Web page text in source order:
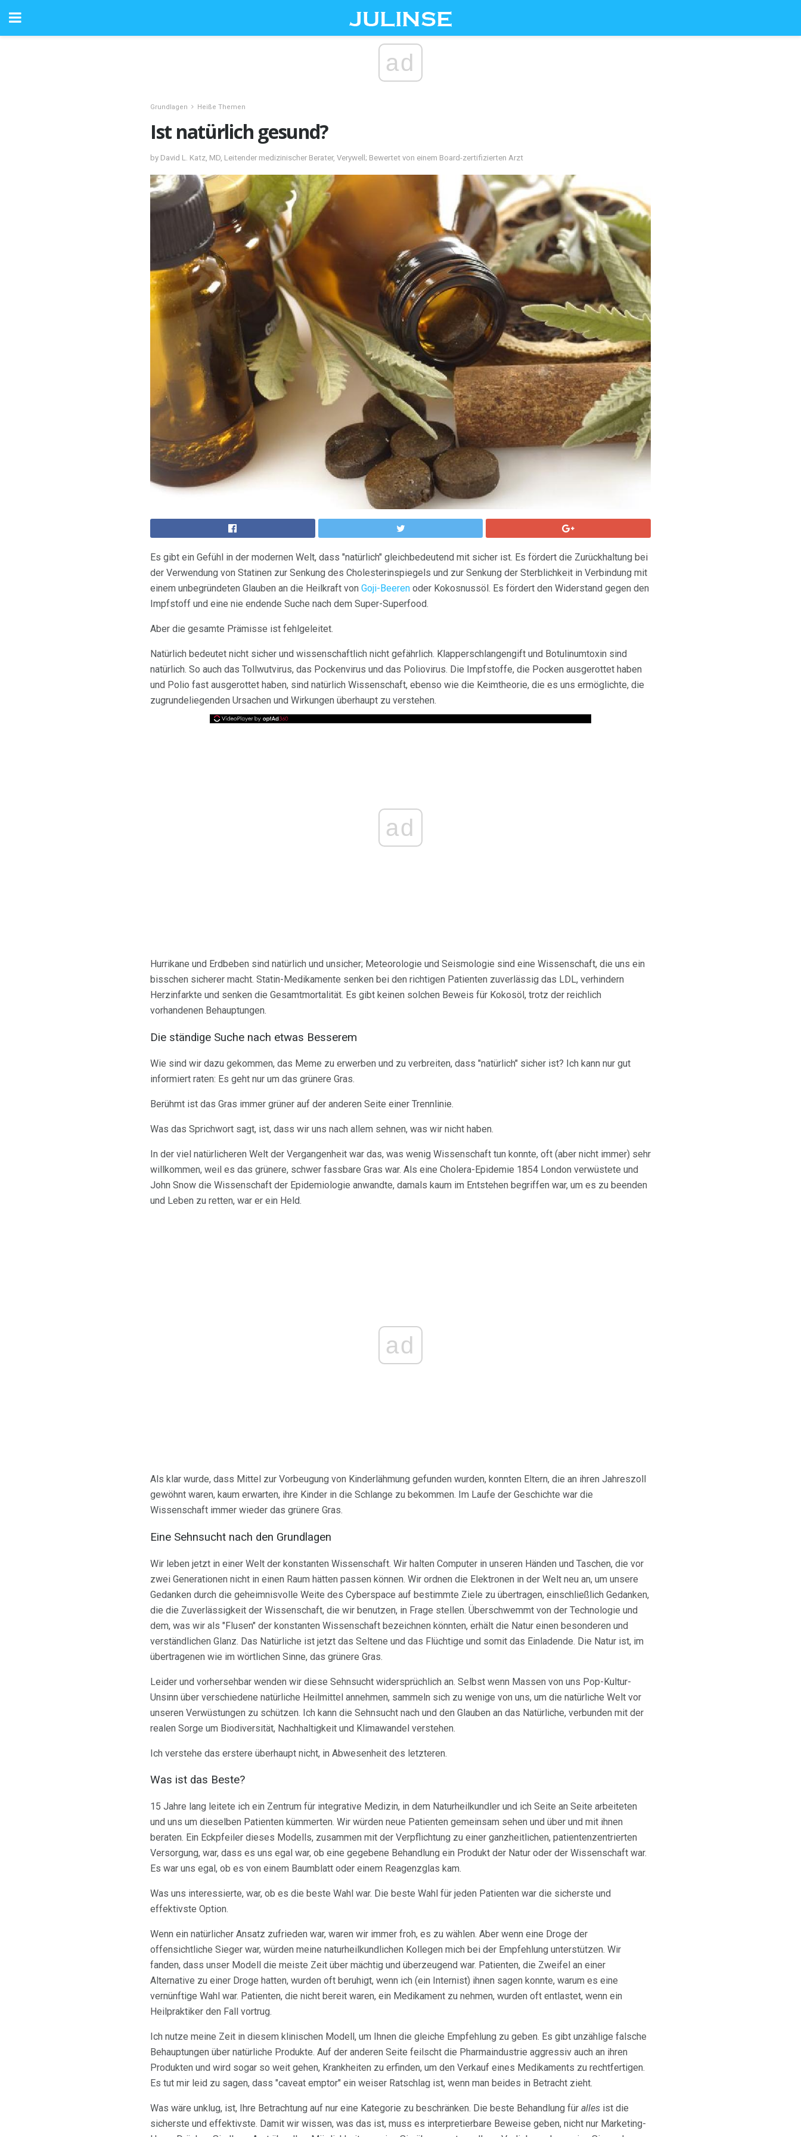
ad
Grundlagen Heiße Themen
Ist natürlich gesund?
by David L. Katz, MD, Leitender medizinischer Berater, Verywell; Bewertet von einem Board-zertifizierten Arzt
Es gibt ein Gefühl in der modernen Welt, dass "natürlich" gleichbedeutend mit sicher ist. Es fördert die Zurückhaltung bei
der Verwendung von Statinen zur Senkung des Cholesterinspiegels und zur Senkung der Sterblichkeit in Verbindung mit
einem unbegründeten Glauben an die Heilkraft von Goji-Beeren oder Kokosnussöl. Es fördert den Widerstand gegen den
Impfstoff und eine nie endende Suche nach dem Super-Superfood.
Aber die gesamte Prämisse ist fehlgeleitet.
Natürlich bedeutet nicht sicher und wissenschaftlich nicht gefährlich. Klapperschlangengift und Botulinumtoxin sind
natürlich. So auch das Tollwutvirus, das Pockenvirus und das Poliovirus. Die Impfstoffe, die Pocken ausgerottet haben
und Polio fast ausgerottet haben, sind natürlich Wissenschaft, ebenso wie die Keimtheorie, die es uns ermöglichte, die
zugrundeliegenden Ursachen und Wirkungen überhaupt zu verstehen.
ad
Hurrikane und Erdbeben sind natürlich und unsicher; Meteorologie und Seismologie sind eine Wissenschaft, die uns ein
bisschen sicherer macht. Statin-Medikamente senken bei den richtigen Patienten zuverlässig das LDL, verhindern
Herzinfarkte und senken die Gesamtmortalität. Es gibt keinen solchen Beweis für Kokosöl, trotz der reichlich
vorhandenen Behauptungen.
Die ständige Suche nach etwas Besserem
Wie sind wir dazu gekommen, das Meme zu erwerben und zu verbreiten, dass "natürlich" sicher ist? Ich kann nur gut
informiert raten: Es geht nur um das grünere Gras.
Berühmt ist das Gras immer grüner auf der anderen Seite einer Trennlinie.
Was das Sprichwort sagt, ist, dass wir uns nach allem sehnen, was wir nicht haben.
In der viel natürlicheren Welt der Vergangenheit war das, was wenig Wissenschaft tun konnte, oft (aber nicht immer) sehr
willkommen, weil es das grünere, schwer fassbare Gras war. Als eine Cholera-Epidemie 1854 London verwüstete und
John Snow die Wissenschaft der Epidemiologie anwandte, damals kaum im Entstehen begriffen war, um es zu beenden
und Leben zu retten, war er ein Held.
ad
Als klar wurde, dass Mittel zur Vorbeugung von Kinderlähmung gefunden wurden, konnten Eltern, die an ihren Jahreszoll
gewöhnt waren, kaum erwarten, ihre Kinder in die Schlange zu bekommen. Im Laufe der Geschichte war die
Wissenschaft immer wieder das grünere Gras.
Eine Sehnsucht nach den Grundlagen
Wir leben jetzt in einer Welt der konstanten Wissenschaft. Wir halten Computer in unseren Händen und Taschen, die vor
zwei Generationen nicht in einen Raum hätten passen können. Wir ordnen die Elektronen in der Welt neu an, um unsere
Gedanken durch die geheimnisvolle Weite des Cyberspace auf bestimmte Ziele zu übertragen, einschließlich Gedanken,
die die Zuverlässigkeit der Wissenschaft, die wir benutzen, in Frage stellen. Überschwemmt von der Technologie und
dem, was wir als "Flusen" der konstanten Wissenschaft bezeichnen könnten, erhält die Natur einen besonderen und
verständlichen Glanz. Das Natürliche ist jetzt das Seltene und das Flüchtige und somit das Einladende. Die Natur ist, im
übertragenen wie im wörtlichen Sinne, das grünere Gras.
Leider und vorhersehbar wenden wir diese Sehnsucht widersprüchlich an. Selbst wenn Massen von uns Pop-Kultur-
Unsinn über verschiedene natürliche Heilmittel annehmen, sammeln sich zu wenige von uns, um die natürliche Welt vor
unseren Verwüstungen zu schützen. Ich kann die Sehnsucht nach und den Glauben an das Natürliche, verbunden mit der
realen Sorge um Biodiversität, Nachhaltigkeit und Klimawandel verstehen.
Ich verstehe das erstere überhaupt nicht, in Abwesenheit des letzteren.
Was ist das Beste?
15 Jahre lang leitete ich ein Zentrum für integrative Medizin, in dem Naturheilkundler und ich Seite an Seite arbeiteten
und uns um dieselben Patienten kümmerten. Wir würden neue Patienten gemeinsam sehen und über und mit ihnen
beraten. Ein Eckpfeiler dieses Modells, zusammen mit der Verpflichtung zu einer ganzheitlichen, patientenzentrierten
Versorgung, war, dass es uns egal war, ob eine gegebene Behandlung ein Produkt der Natur oder der Wissenschaft war.
Es war uns egal, ob es von einem Baumblatt oder einem Reagenzglas kam.
Was uns interessierte, war, ob es die beste Wahl war. Die beste Wahl für jeden Patienten war die sicherste und
effektivste Option.
Wenn ein natürlicher Ansatz zufrieden war, waren wir immer froh, es zu wählen. Aber wenn eine Droge der
offensichtliche Sieger war, würden meine naturheilkundlichen Kollegen mich bei der Empfehlung unterstützen. Wir
fanden, dass unser Modell die meiste Zeit über mächtig und überzeugend war. Patienten, die Zweifel an einer
Alternative zu einer Droge hatten, wurden oft beruhigt, wenn ich (ein Internist) ihnen sagen konnte, warum es eine
vernünftige Wahl war. Patienten, die nicht bereit waren, ein Medikament zu nehmen, wurden oft entlastet, wenn ein
Heilpraktiker den Fall vortrug.
Ich nutze meine Zeit in diesem klinischen Modell, um Ihnen die gleiche Empfehlung zu geben. Es gibt unzählige falsche
Behauptungen über natürliche Produkte. Auf der anderen Seite feilscht die Pharmaindustrie aggressiv auch an ihren
Produkten und wird sogar so weit gehen, Krankheiten zu erfinden, um den Verkauf eines Medikaments zu rechtfertigen.
Es tut mir leid zu sagen, dass "caveat emptor" ein weiser Ratschlag ist, wenn man beides in Betracht zieht.
Was wäre unklug, ist, Ihre Betrachtung auf nur eine Kategorie zu beschränken. Die beste Behandlung für alles ist die
sicherste und effektivste. Damit wir wissen, was das ist, muss es interpretierbare Beweise geben, nicht nur Marketing-